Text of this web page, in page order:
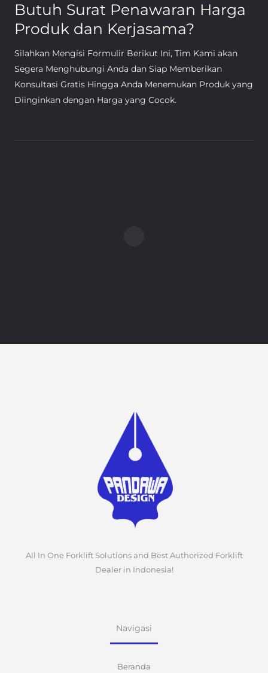
Butuh Surat Penawaran Harga
Produk dan Kerjasama?
Silahkan Mengisi Formulir Berikut Ini, Tim Kami akan
Segera Menghubungi Anda dan Siap Memberikan
Konsultasi Gratis Hingga Anda Menemukan Produk yang
Diinginkan dengan Harga yang Cocok.
All In One Forklift Solutions and Best Authorized Forklift
Dealer in Indonesia!
Navigasi
Beranda